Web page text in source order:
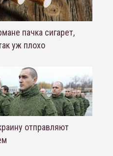
пачка сигарет,
уж плохо
отправляют